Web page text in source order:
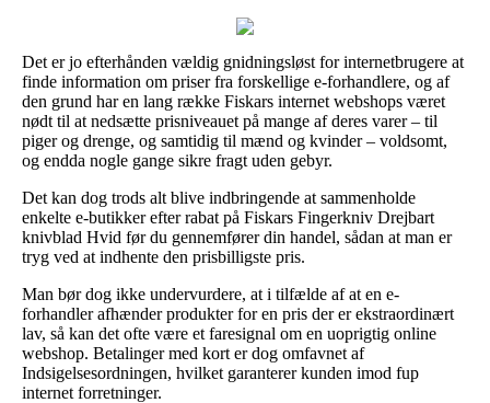
Det er jo efterhånden vældig gnidningsløst for internetbrugere at
finde information om priser fra forskellige e-forhandlere, og af
den grund har en lang række Fiskars internet webshops været
nødt til at nedsætte prisniveauet på mange af deres varer – til
piger og drenge, og samtidig til mænd og kvinder – voldsomt,
og endda nogle gange sikre fragt uden gebyr.
Det kan dog trods alt blive indbringende at sammenholde
enkelte e-butikker efter rabat på Fiskars Fingerkniv Drejbart
knivblad Hvid før du gennemfører din handel, sådan at man er
tryg ved at indhente den prisbilligste pris.
Man bør dog ikke undervurdere, at i tilfælde af at en e-
forhandler afhænder produkter for en pris der er ekstraordinært
lav, så kan det ofte være et faresignal om en uoprigtig online
webshop. Betalinger med kort er dog omfavnet af
Indsigelsesordningen, hvilket garanterer kunden imod fup
internet forretninger.